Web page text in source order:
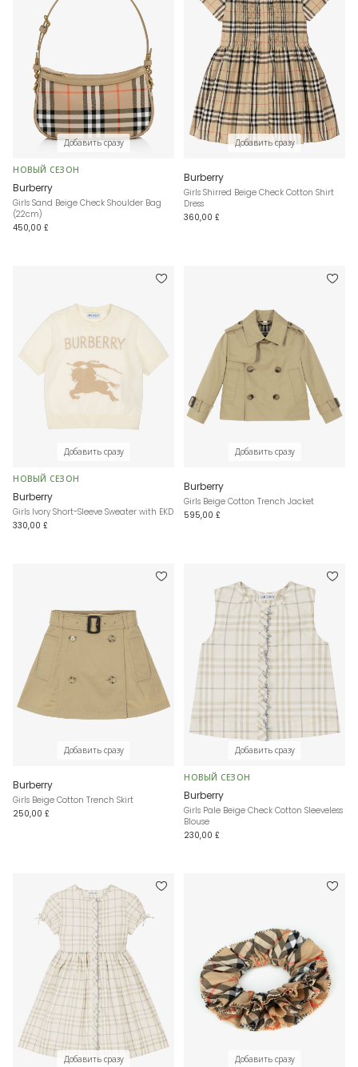
Добавить сразу
НОВЫЙ СЕЗОН
Burberry
Girls Sand Beige Check Shoulder Bag
(22cm)
450,00 £
Добавить сразу
Burberry
Girls Shirred Beige Check Cotton Shirt
Dress
360,00 £
Добавить сразу
НОВЫЙ СЕЗОН
Burberry
Girls Ivory Short-Sleeve Sweater with EKD
330,00 £
Добавить сразу
Burberry
Girls Beige Cotton Trench Jacket
595,00 £
Добавить сразу
Burberry
Girls Beige Cotton Trench Skirt
250,00 £
Добавить сразу
НОВЫЙ СЕЗОН
Burberry
Girls Pale Beige Check Cotton Sleeveless
Blouse
230,00 £
Добавить сразу Добавить сразу